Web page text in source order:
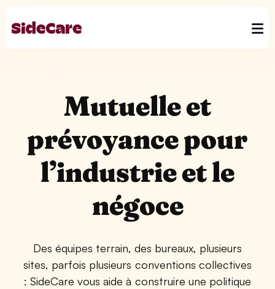
Mutuelle et
prévoyance pour
l’industrie et le
négoce
Des équipes terrain, des bureaux, plusieurs
sites, parfois plusieurs conventions collectives
: SideCare vous aide à construire une politique